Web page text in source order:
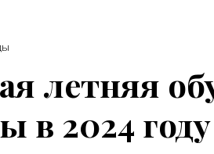
летняя
в 2024 году